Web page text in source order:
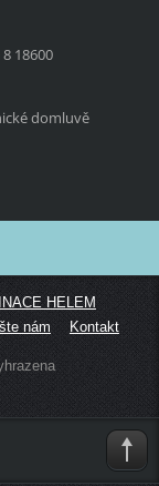
18600
domluvě
HELEM
nám Kontakt